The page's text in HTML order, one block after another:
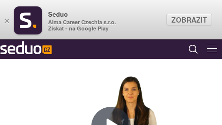
×
Seduo
Alma Career Czechia s.r.o.
Získat - na Google Play
ZOBRAZIT